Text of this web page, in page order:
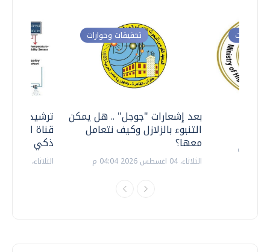
ترشيدا
قناة
ذكي
الثلاثاء، 14 يوليو 2026 06:11 م
تحقيقات وحوارات
بعد إشعارات "جوجل" .. هل يمكن
التنبوء بالزلازل وكيف نتعامل
معها؟
الثلاثاء، 04 اغسطس 2026 04:04 م
وحوارات